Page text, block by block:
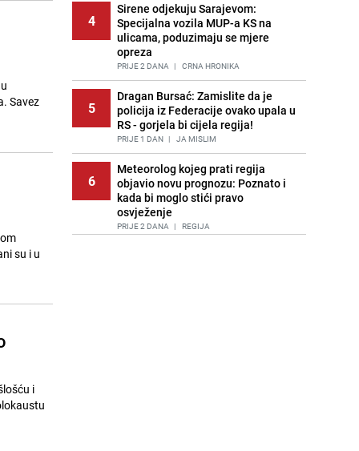
Savez
su i u
i
4
Sirene odjekuju Sarajevom:
Specijalna vozila MUP-a KS na
ulicama, poduzimaju se mjere
opreza
PRIJE 2 DANA | CRNA HRONIKA
5
Dragan Bursać: Zamislite da je
policija iz Federacije ovako upala u
RS - gorjela bi cijela regija!
PRIJE 1 DAN | JA MISLIM
6
Meteorolog kojeg prati regija
objavio novu prognozu: Poznato i
kada bi moglo stići pravo
osvježenje
PRIJE 2 DANA | REGIJA